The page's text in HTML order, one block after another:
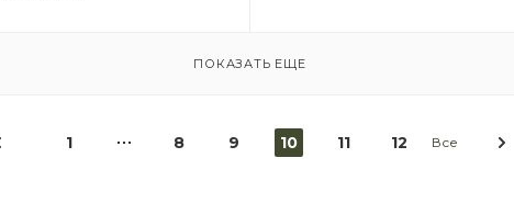
ПОКАЗАТЬ ЕЩЕ
1 8 9 10 11 12 Все